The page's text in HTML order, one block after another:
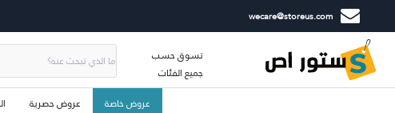
wecare@storeus.com
تسوق حسب
جميع الفئات
عروض خاصة عروض حصرية